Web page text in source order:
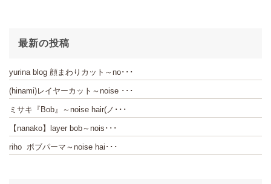
最新の投稿
yurina blog 顔まわりカット～no･･･
(hinami)レイヤーカット～noise ･･･
ミサキ『Bob』～noise hair(ノ･･･
【nanako】layer bob～nois･･･
riho ボブパーマ～noise hai･･･